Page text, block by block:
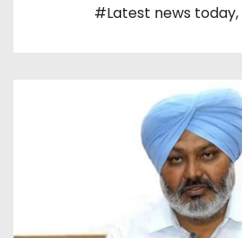
#Latest news today,